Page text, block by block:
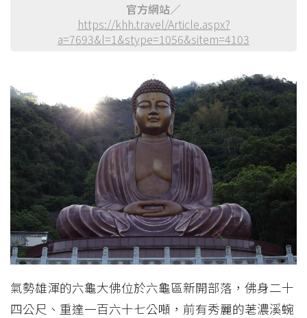
官方網站／
https://khh.travel/Article.aspx?
a=7693&l=1&stype=1056&sitem=4103
氣勢雄渾的六龜大佛位於六龜區新開部落，佛身二十
四公尺、重達一百六十七公噸，前有秀麗的荖濃溪蜿